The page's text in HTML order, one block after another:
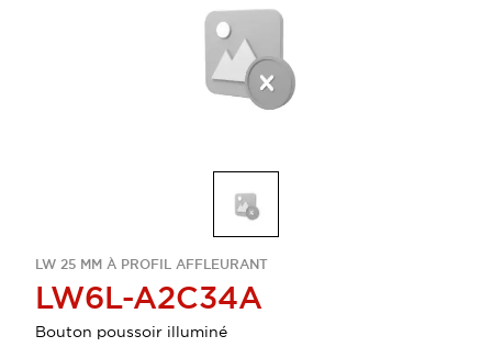
LW 25 MM À PROFIL AFFLEURANT
LW6L-A2C34A
Bouton poussoir illuminé